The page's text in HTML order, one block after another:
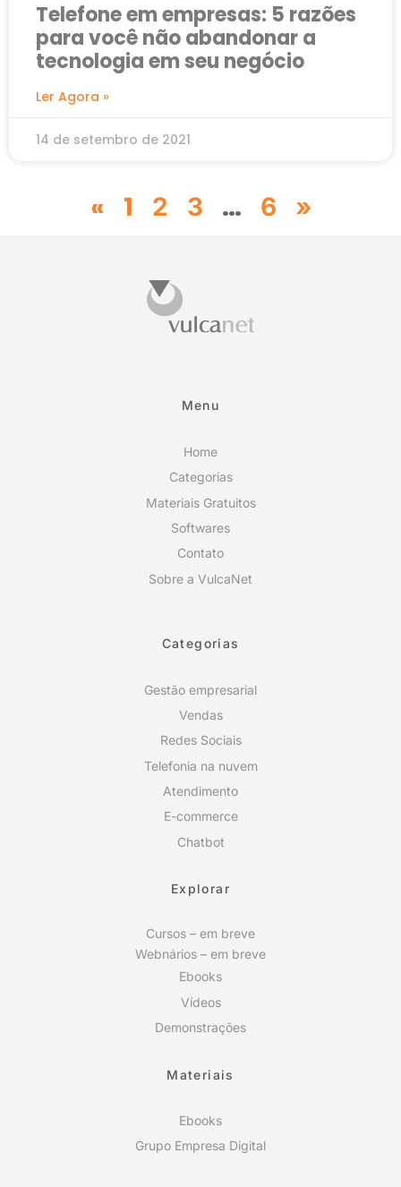
Telefone em empresas: 5 razões
para você não abandonar a
tecnologia em seu negócio
Ler Agora »
14 de setembro de 2021
« 1 2 3 … 6 »
Menu
Home
Categorias
Materiais Gratuitos
Softwares
Contato
Sobre a VulcaNet
Categorias
Gestão empresarial
Vendas
Redes Sociais
Telefonia na nuvem
Atendimento
E-commerce
Chatbot
Explorar
Cursos – em breve
Webnários – em breve
Ebooks
Vídeos
Demonstrações
Materiais
Ebooks
Grupo Empresa Digital